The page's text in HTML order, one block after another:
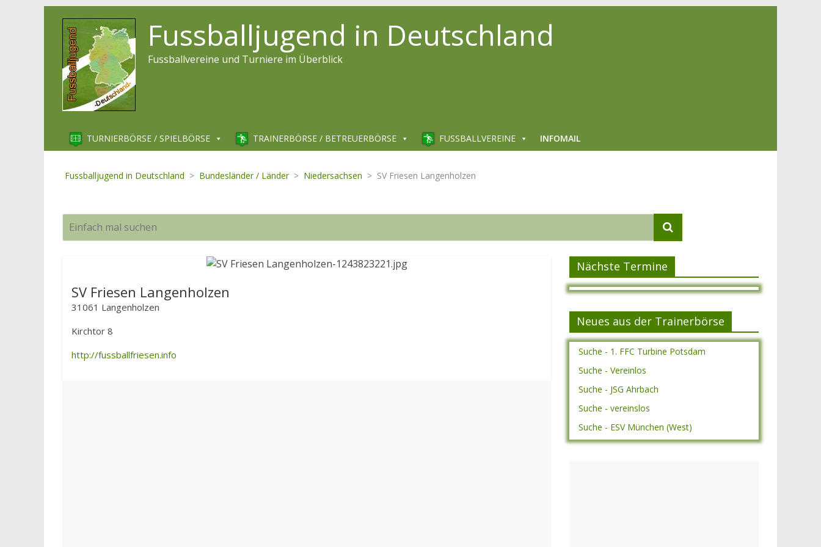
Fussballjugend in Deutschland
Fussballvereine und Turniere im Überblick
TURNIERBÖRSE / SPIELBÖRSE TRAINERBÖRSE / BETREUERBÖRSE FUSSBALLVEREINE INFOMAIL
Fussballjugend in Deutschland > Bundesländer / Länder > Niedersachsen > SV Friesen Langenholzen
SV Friesen Langenholzen
31061 Langenholzen
Kirchtor 8
http://fussballfriesen.info
Nächste Termine
Neues aus der Trainerbörse
Suche - 1. FFC Turbine Potsdam
Suche - Vereinlos
Suche - JSG Ahrbach
Suche - vereinslos
Suche - ESV München (West)